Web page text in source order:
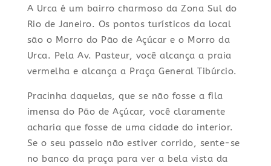
A Urca é um bairro charmoso da Zona Sul do
Rio de Janeiro. Os pontos turísticos da local
são o Morro do Pão de Açúcar e o Morro da
Urca. Pela Av. Pasteur, você alcança a praia
vermelha e alcança a Praça General Tibúrcio.
Pracinha daquelas, que se não fosse a fila
imensa do Pão de Açúcar, você claramente
acharia que fosse de uma cidade do interior.
Se o seu passeio não estiver corrido, sente-se
no banco da praça para ver a bela vista da